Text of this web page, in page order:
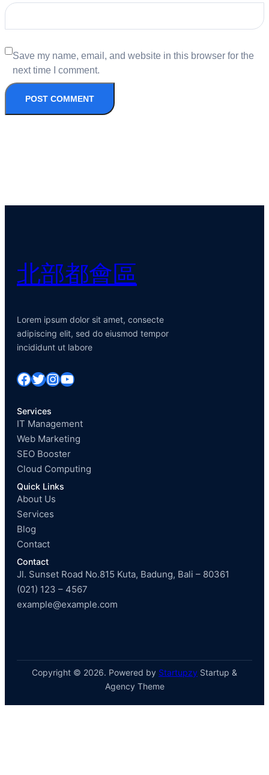
Save my name, email, and website in this browser for the
next time I comment.
北部都會區
Lorem ipsum dolor sit amet, consecte
adipiscing elit, sed do eiusmod tempor
incididunt ut labore
Facebook Twitter InstagramYouTube
Services
IT Management
Web Marketing
SEO Booster
Cloud Computing
Quick Links
About Us
Services
Blog
Contact
Contact
Jl. Sunset Road No.815 Kuta, Badung, Bali – 80361
(021) 123 – 4567
example@example.com
Copyright © 2026. Powered by Startupzy Startup &
Agency Theme